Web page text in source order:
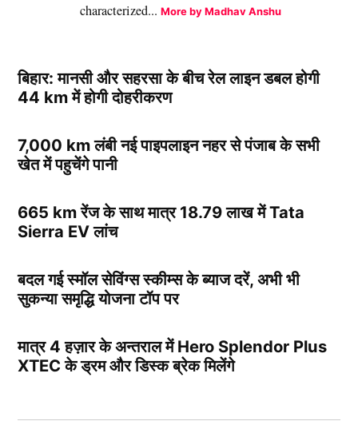
characterized...More by Madhav Anshu
बिहार: मानसी और सहरसा के बीच रेल लाइन डबल होगी
44 km में होगी दोहरीकरण
7,000 km लंबी नई पाइपलाइन नहर से पंजाब के सभी
खेत में पहुचेंगे पानी
665 km रेंज के साथ मात्र 18.79 लाख में Tata
Sierra EV लांच
बदल गई स्मॉल सेविंग्स स्कीम्स के ब्याज दरें, अभी भी
सुकन्या समृद्धि योजना टॉप पर
मात्र 4 हज़ार के अन्तराल में Hero Splendor Plus
XTEC के ड्रम और डिस्क ब्रेक मिलेंगे